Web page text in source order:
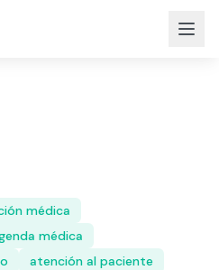
médica
médica
atención al paciente